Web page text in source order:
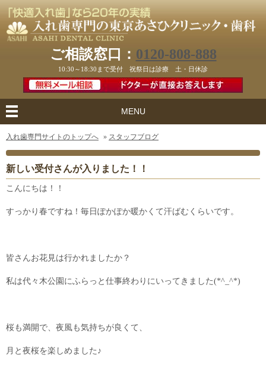
ご相談窓口： 0120-808-888
10:30～18:30まで受付 祝祭日は診療 土・日休診
MENU
入れ歯専門サイトのトップへ » スタッフブログ
新しい受付さんが入りました！！
こんにちは！！
すっかり春ですね！毎日ぽかぽか暖かくて汗ばむくらいです。
皆さんお花見は行かれましたか？
私は代々木公園にふらっと仕事終わりにいってきました(*^_^*)
桜も満開で、夜風も気持ちが良くて、
月と夜桜を楽しめました♪